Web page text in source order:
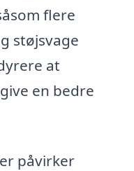
flere
støjsvage
at
en bedre
påvirker